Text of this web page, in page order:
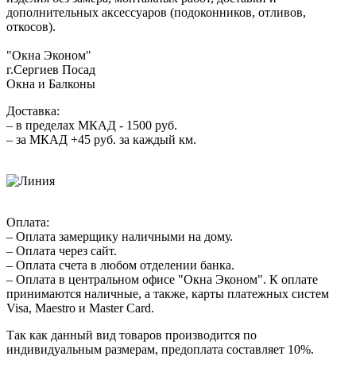
дополнительных аксессуаров (подоконников, отливов,
откосов).
"Окна Эконом"
г.Сергиев Посад
Окна и Балконы
Доставка:
– в пределах МКАД - 1500 руб.
– за МКАД +45 руб. за каждый км.
Оплата:
– Оплата замерщику наличными на дому.
– Оплата через сайт.
– Оплата счета в любом отделении банка.
– Оплата в центральном офисе "Окна Эконом". К оплате
принимаются наличные, а также, карты платежных систем
Visa, Maestro и Master Card.
Так как данный вид товаров производится по
индивидуальным размерам, предоплата составляет 10%.